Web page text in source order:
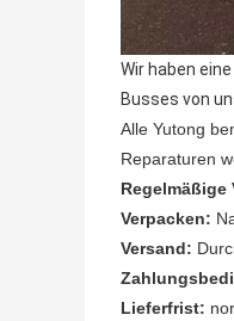
Wir haben
Busses von
Alle Yutong
Reparaturen
Regelmäßige
Verpacken:
Versand:
Lieferfrist: